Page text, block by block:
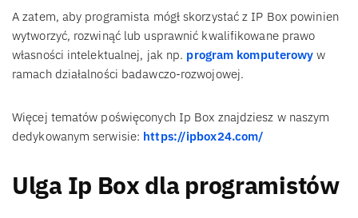
A zatem, aby programista mógł skorzystać z IP Box powinien
wytworzyć, rozwinąć lub usprawnić kwalifikowane prawo
własności intelektualnej, jak np. program komputerowy w
ramach działalności badawczo-rozwojowej.
Więcej tematów poświęconych Ip Box znajdziesz w naszym
dedykowanym serwisie: https://ipbox24.com/
Ulga Ip Box dla programistów